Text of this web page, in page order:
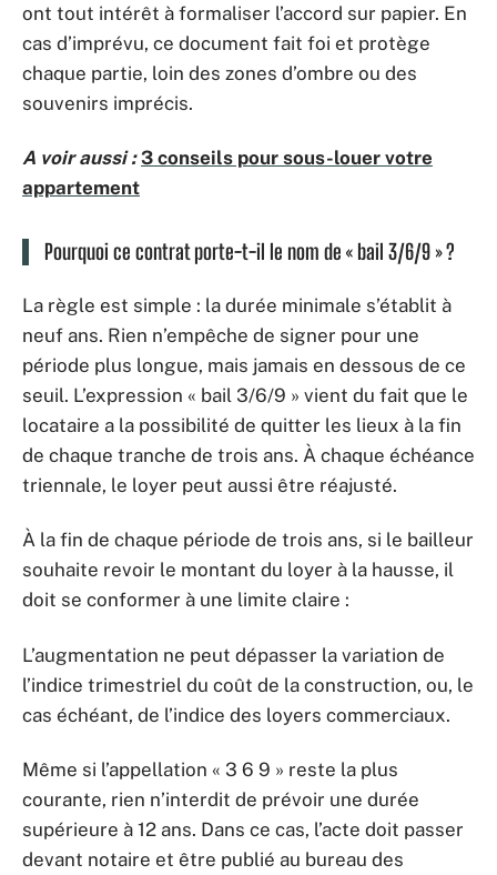
ont tout intérêt à formaliser l’accord sur papier. En
cas d’imprévu, ce document fait foi et protège
chaque partie, loin des zones d’ombre ou des
souvenirs imprécis.
A voir aussi : 3 conseils pour sous-louer votre
appartement
Pourquoi ce contrat porte-t-il le nom de « bail 3/6/9 » ?
La règle est simple : la durée minimale s’établit à
neuf ans. Rien n’empêche de signer pour une
période plus longue, mais jamais en dessous de ce
seuil. L’expression « bail 3/6/9 » vient du fait que le
locataire a la possibilité de quitter les lieux à la fin
de chaque tranche de trois ans. À chaque échéance
triennale, le loyer peut aussi être réajusté.
À la fin de chaque période de trois ans, si le bailleur
souhaite revoir le montant du loyer à la hausse, il
doit se conformer à une limite claire :
L’augmentation ne peut dépasser la variation de
l’indice trimestriel du coût de la construction, ou, le
cas échéant, de l’indice des loyers commerciaux.
Même si l’appellation « 3 6 9 » reste la plus
courante, rien n’interdit de prévoir une durée
supérieure à 12 ans. Dans ce cas, l’acte doit passer
devant notaire et être publié au bureau des